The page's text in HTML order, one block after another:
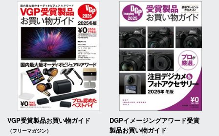
VGP受賞製品お買い物ガイド
（フリーマガジン）
DGPイメージングアワード受賞
製品お買い物ガイド